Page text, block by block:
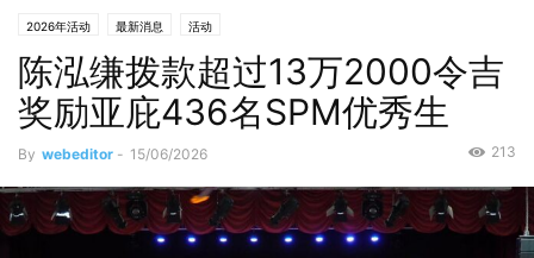
2026年活动 最新消息 活动
陈泓缣拨款超过13万2000令吉
奖励亚庇436名SPM优秀生
By webeditor - 15/06/2026 213